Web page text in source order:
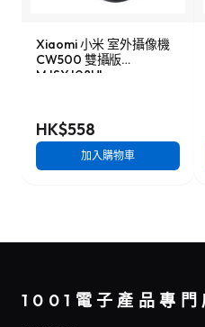
Xiaomi 小米 室外攝像機
CW500 雙攝版
MJSXJ08HL
HK$558
加入購物車
1001電子產品專門